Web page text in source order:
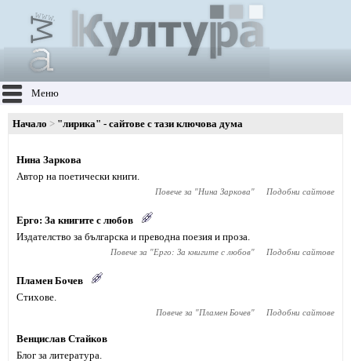
Меню
Начало "лирика" - сайтове с тази ключова дума
Нина Заркова
Автор на поетически книги.
Повече за "Нина Заркова" Подобни сайтове
Ерго: За книгите с любов
Издателство за българска и преводна поезия и проза.
Повече за "Ерго: За книгите с любов" Подобни сайтове
Пламен Бочев
Стихове.
Повече за "Пламен Бочев" Подобни сайтове
Венцислав Стайков
Блог за литература.